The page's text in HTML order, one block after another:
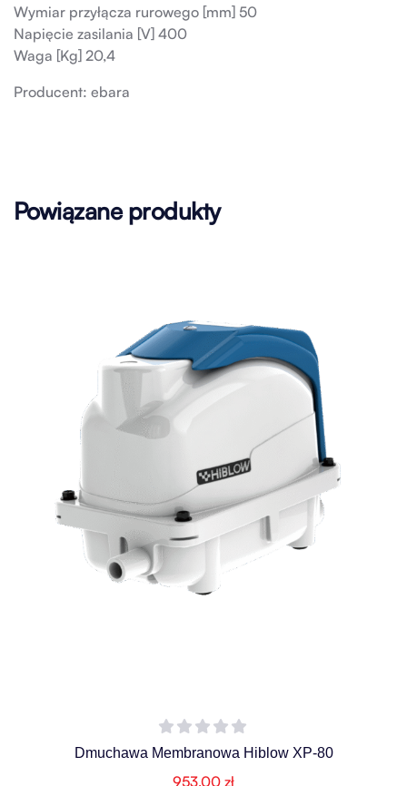
Wymiar przyłącza rurowego [mm] 50
Napięcie zasilania [V] 400
Waga [Kg] 20,4
Producent: ebara
Powiązane produkty
Dmuchawa Membranowa Hiblow XP-80
953,00 zł